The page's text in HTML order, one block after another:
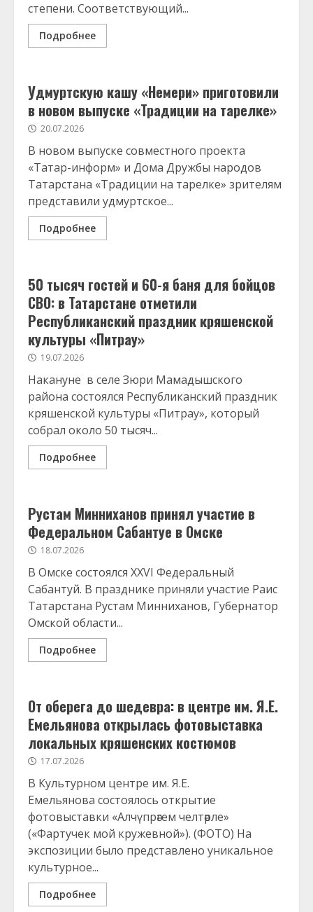
степени. Соответствующий...
Подробнее
Удмуртскую кашу «Немери» приготовили
в новом выпуске «Традиции на тарелке»
20.07.2026
В новом выпуске совместного проекта
«Татар-информ» и Дома Дружбы народов
Татарстана «Традиции на тарелке» зрителям
представили удмуртское...
Подробнее
50 тысяч гостей и 60-я баня для бойцов
СВО: в Татарстане отметили
Республиканский праздник кряшенской
культуры «Питрау»
19.07.2026
Накануне в селе Зюри Мамадышского
района состоялся Республиканский праздник
кряшенской культуры «Питрау», который
собрал около 50 тысяч...
Подробнее
Рустам Минниханов принял участие в
Федеральном Сабантуе в Омске
18.07.2026
В Омске состоялся XXVI Федеральный
Сабантуй. В празднике приняли участие Раис
Татарстана Рустам Минниханов, Губернатор
Омской области...
Подробнее
От оберега до шедевра: в центре им. Я.Е.
Емельянова открылась фотовыставка
локальных кряшенских костюмов
17.07.2026
В Культурном центре им. Я.Е.
Емельянова состоялось открытие
фотовыставки «Алчүпрәгем челтәрле»
(«Фартучек мой кружевной»). (ФОТО) На
экспозиции было представлено уникальное
культурное...
Подробнее